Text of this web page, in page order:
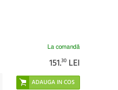
La comandă
151.30 LEI